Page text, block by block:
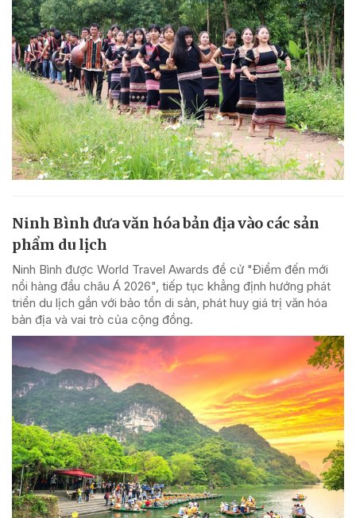
Ninh Bình đưa văn hóa bản địa vào các sản
phẩm du lịch
Ninh Bình được World Travel Awards đề cử "Điểm đến mới
nổi hàng đầu châu Á 2026", tiếp tục khẳng định hướng phát
triển du lịch gắn với bảo tồn di sản, phát huy giá trị văn hóa
bản địa và vai trò của cộng đồng.